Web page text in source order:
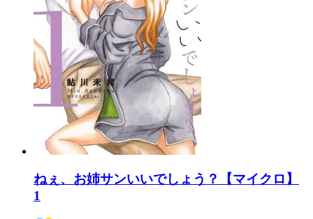
ねぇ、お姉サンいいでしょう？【マイクロ】
1